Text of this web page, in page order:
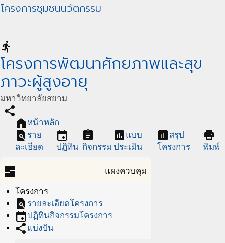
โครงการชุมชนนวัตกรรม
directions_run
โครงการพัฒนาศักยภาพและสุข
ภาวะผู้สูงอายุ
มหาวิทยาลัยสยาม
share
home หน้าหลัก
find_in_page ราย
ละเอียด
event
ปฏิทิน
assignment
กิจกรรม
assessment แบบ
ประเมิน
assessment สรุป
โครงการ
print
พิมพ์
dashboard แผงควบคุม
โครงการ
find_in_page รายละเอียดโครงการ
eventปฏิทินกิจกรรมโครงการ
share แบ่งปัน